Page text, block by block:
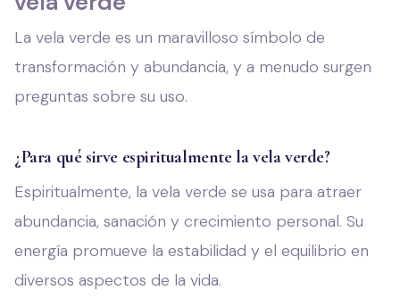
La vela verde es un maravilloso símbolo de
transformación y abundancia, y a menudo surgen
preguntas sobre su uso.
¿Para qué sirve espiritualmente la vela verde?
Espiritualmente, la vela verde se usa para atraer
abundancia, sanación y crecimiento personal. Su
energía promueve la estabilidad y el equilibrio en
diversos aspectos de la vida.